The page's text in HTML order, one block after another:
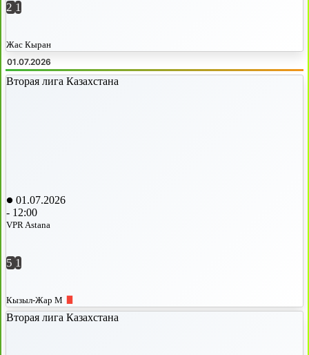
21
Жас Кыран
01.07.2026
Вторая лига Казахстана
01.07.2026
- 12:00
VPR Astana
51
Кызыл-Жар М
Вторая лига Казахстана